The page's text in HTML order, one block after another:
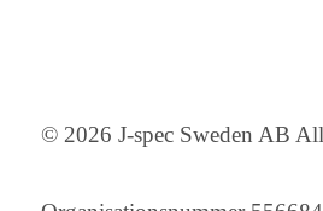
© 2026 J-spec Sweden AB